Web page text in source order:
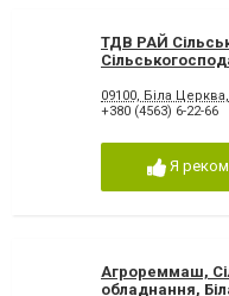
ТДВ РАЙ
09100, Біла
+380 (4563) 6-22-66
Я
Агрореммаш,
обладнання,